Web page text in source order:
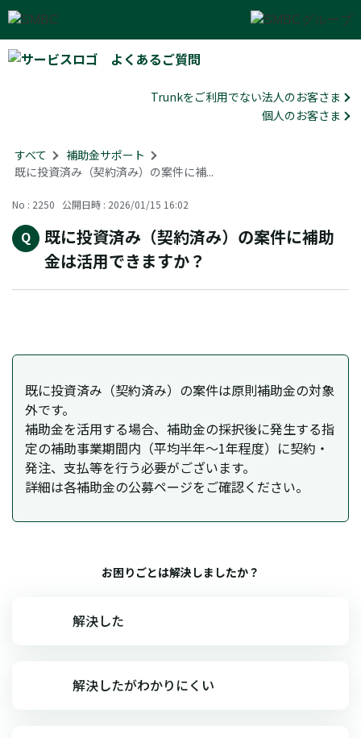
よくあるご質問
Trunkをご利用でない法人のお客さま
個人のお客さま
すべて > 補助金サポート >
既に投資済み（契約済み）の案件に補...
No : 2250 公開日時 : 2026/01/15 16:02
既に投資済み（契約済み）の案件に補助
金は活用できますか？
既に投資済み（契約済み）の案件は原則補助金の対象
外です。
補助金を活用する場合、補助金の採択後に発生する指
定の補助事業期間内（平均半年～1年程度）に契約・
発注、支払等を行う必要がございます。
詳細は各補助金の公募ページをご確認ください。
お困りごとは解決しましたか？
解決した
解決したがわかりにくい